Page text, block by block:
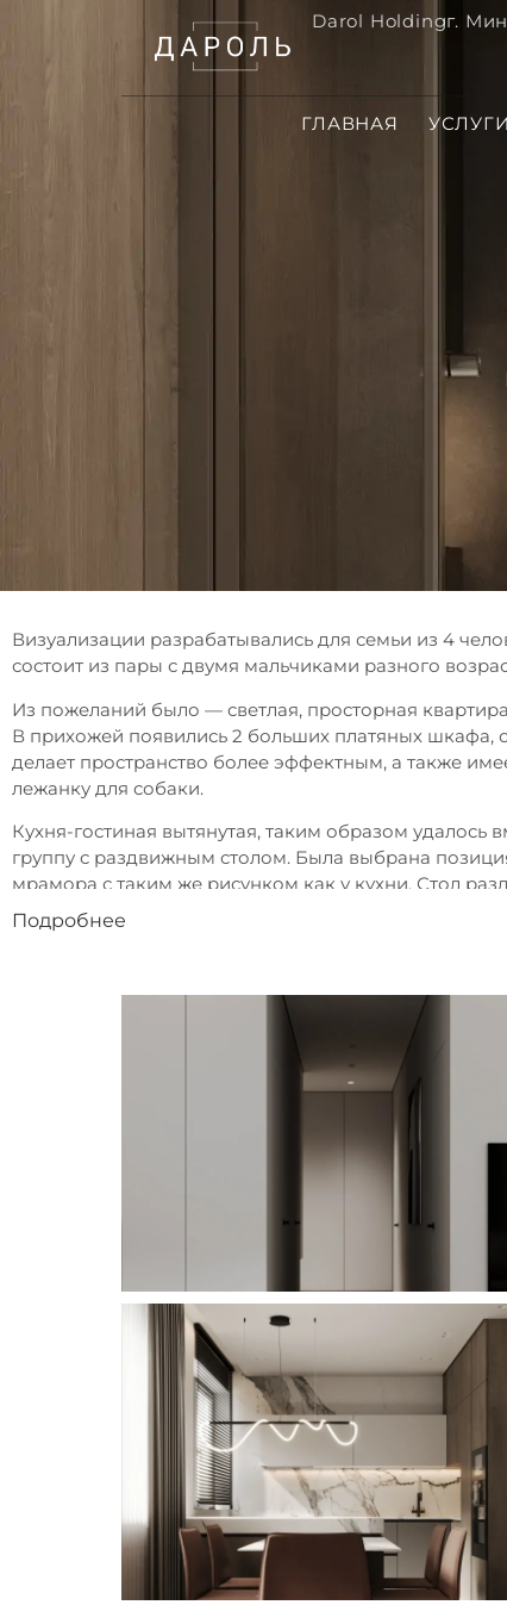
Darol Holdingг.
ГЛАВНАЯ УСЛУГИ
Визуализации разрабатывались для семьи из 4
состоит из пары с двумя мальчиками разного
Из пожеланий было — светлая, просторная
В прихожей появились 2 больших платяных шкафа,
делает пространство более эффектным, а также
лежанку для собаки.
Кухня-гостиная вытянутая, таким образом удалось
группу с раздвижным столом. Была выбрана
мрамора с таким же рисунком как у кухни. Стол
комфортно может стоять в разложенном виде.
образом, чтобы поток прохладного воздуха
Спальня выполнена в минималистичном стиле,
распределяют теплый свет. Помещение получилось
это, все же есть неглубокий шкаф для
Детская для 2 мальчиков получилась более
верхняя антресоль для дополнительного хранения.
нестандартного решения у изголовья кровати
полочек, которые можно размещать по удобству и
Добавили подсветку для атмосферы. И, конечно, тв
Подробнее